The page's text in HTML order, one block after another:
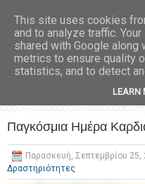
Παγκόσμια Ημέρα
Παρασκευή, Σεπτεμβρίου 25,
Δραστηριότητες
This site uses cookies
and to analyze traffic.
shared with Google along
metrics to ensure quality
statistics, and to detect
LEARN